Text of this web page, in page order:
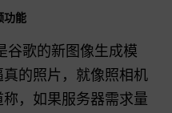
功能
谷歌的新图像生成模
的照片，就像照相机
，如果服务器需求量